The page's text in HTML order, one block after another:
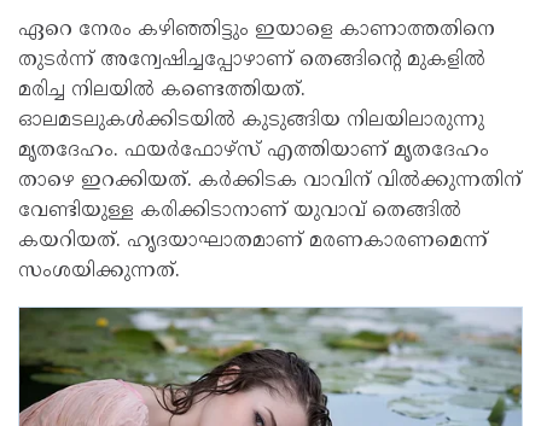
ഏറെ നേരം കഴിഞ്ഞിട്ടും ഇയാളെ കാണാത്തതിനെ
തുടർന്ന് അന്വേഷിച്ചപ്പോഴാണ് തെങ്ങിന്റെ മുകളിൽ
മരിച്ച നിലയിൽ കണ്ടെത്തിയത്.
ഓലമടലുകൾക്കിടയിൽ കുടുങ്ങിയ നിലയിലാരുന്നു
മൃതദേഹം. ഫയർഫോഴ്സ് എത്തിയാണ് മൃതദേഹം
താഴെ ഇറക്കിയത്. കർക്കിടക വാവിന് വിൽക്കുന്നതിന്
വേണ്ടിയുള്ള കരിക്കിടാനാണ് യുവാവ് തെങ്ങിൽ
കയറിയത്. ഹൃദയാഘാതമാണ് മരണകാരണമെന്ന്
സംശയിക്കുന്നത്.